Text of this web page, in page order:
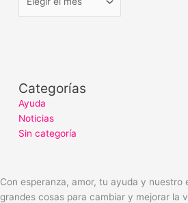
Categorías
Ayuda
Noticias
Sin categoría
Con esperanza, amor, tu ayuda y nuestro
grandes cosas para cambiar y mejorar la